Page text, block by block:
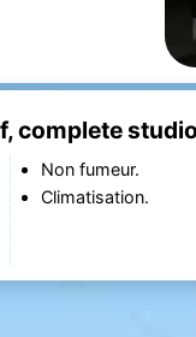
complete
Non fumeur.
Climatisation.